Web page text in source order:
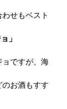
せもベスト
」
ョですが、海
お酒もすす